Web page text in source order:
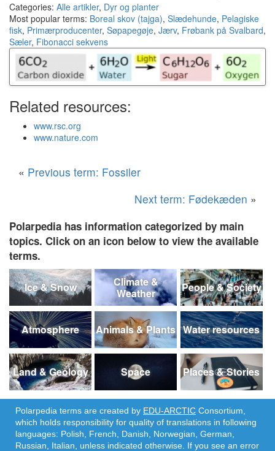
Categories: Alle artikler, Dyr og planter
Most popular terms: Boreal skov (tajga), Slædehunde, Pelagiske
fisk, Primærproducenter, Søpapegøje, Jærv, Frøbank på Svalbard,
Sæler, Fibonacci sekvens
Related resources:
www.rsc.org
www.nature.com
« Previous term: Fossiler
Next term: Fødekæden »
Polarpedia has information categorized by main
topics. Click on an icon below to view the available
terms.
Ice & Snow
Climate &
Weather
People & Society
Atmosphere Animals & Plants Water resources
Land & Geology Space Places & Stories
Polarpedia terms are created by EDU-ARCTIC Consortium,
which holds responsibility for quality of translations in following
languages: Polish, French, Danish, Norwegian, German,
Russian, Italian, unless indicated otherwise. If you see an error